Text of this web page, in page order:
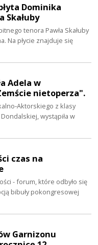
Dominika
Skałuby
tenora Pawła Skałuby
Na płycie znajduje się
Adela w
nietoperza".
z klasy
wystąpiła w
czas na
- forum, które odbyło się
bibuły pokongresowej
Garnizonu